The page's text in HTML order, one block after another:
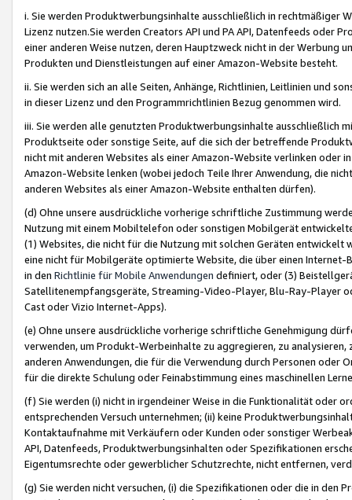
i. Sie werden Produktwerbungsinhalte ausschließlich in rechtmäßiger
Lizenz nutzen.Sie werden Creators API und PA API, Datenfeeds oder
einer anderen Weise nutzen, deren Hauptzweck nicht in der Werbung
Produkten und Dienstleistungen auf einer Amazon-Website besteht.
ii. Sie werden sich an alle Seiten, Anhänge, Richtlinien, Leitlinien und
in dieser Lizenz und den Programmrichtlinien Bezug genommen wird.
iii. Sie werden alle genutzten Produktwerbungsinhalte ausschließlich
Produktseite oder sonstige Seite, auf die sich der betreffende
nicht mit anderen Websites als einer Amazon-Website verlinken oder
Amazon-Website lenken (wobei jedoch Teile Ihrer Anwendung, die
anderen Websites als einer Amazon-Website enthalten dürfen).
(d) Ohne unsere ausdrückliche vorherige schriftliche Zustimmung
Nutzung mit einem Mobiltelefon oder sonstigen Mobilgerät
(1) Websites, die nicht für die Nutzung mit solchen Geräten
eine nicht für Mobilgeräte optimierte Website, die über einen
in den Richtlinie für Mobile Anwendungen definiert, oder (3)
Satellitenempfangsgeräte, Streaming-Video-Player, Blu-Ray-Player
Cast oder Vizio Internet-Apps).
(e) Ohne unsere ausdrückliche vorherige schriftliche Genehmigung
verwenden, um Produkt-Werbeinhalte zu aggregieren, zu
anderen Anwendungen, die für die Verwendung durch Personen
für die direkte Schulung oder Feinabstimmung eines maschinellen
(f) Sie werden (i) nicht in irgendeiner Weise in die Funktionalität oder
entsprechenden Versuch unternehmen; (ii) keine
Kontaktaufnahme mit Verkäufern oder Kunden oder sonstiger
API, Datenfeeds, Produktwerbungsinhalten oder Spezifikationen
Eigentumsrechte oder gewerblicher Schutzrechte, nicht entfernen,
(g) Sie werden nicht versuchen, (i) die Spezifikationen oder die in